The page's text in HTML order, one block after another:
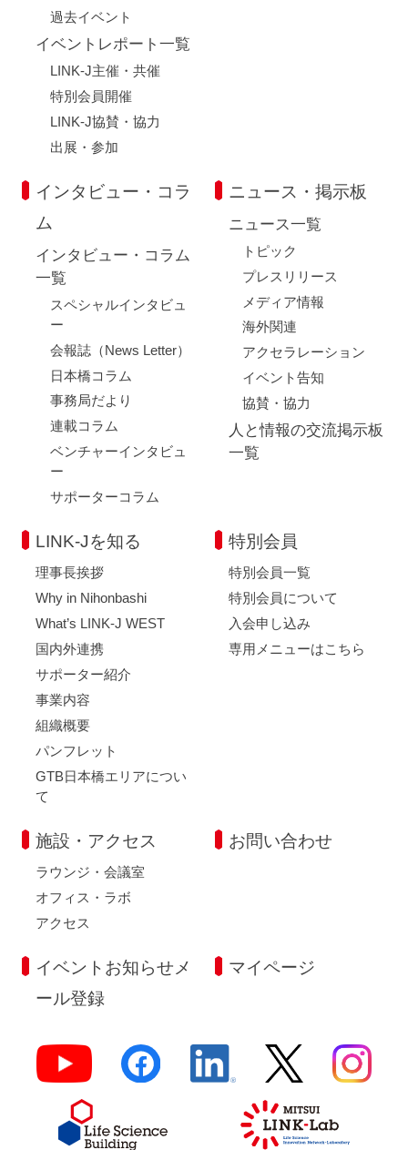
過去イベント
イベントレポート一覧
LINK-J主催・共催
特別会員開催
LINK-J協賛・協力
出展・参加
インタビュー・コラ
ム
インタビュー・コラム
一覧
スペシャルインタビュ
ー
会報誌（News Letter）
日本橋コラム
事務局だより
連載コラム
ベンチャーインタビュ
ー
サポーターコラム
ニュース・掲示板
ニュース一覧
トピック
プレスリリース
メディア情報
海外関連
アクセラレーション
イベント告知
協賛・協力
人と情報の交流掲示板
一覧
LINK-Jを知る
理事長挨拶
Why in Nihonbashi
What’s LINK-J WEST
国内外連携
サポーター紹介
事業内容
組織概要
パンフレット
GTB日本橋エリアについ
て
特別会員
特別会員一覧
特別会員について
入会申し込み
専用メニューはこちら
施設・アクセス
ラウンジ・会議室
オフィス・ラボ
アクセス
お問い合わせ
イベントお知らせメ
ール登録
マイページ